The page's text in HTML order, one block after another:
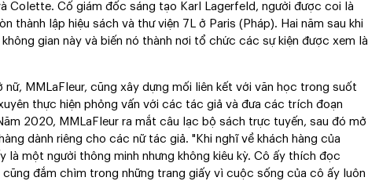
Colette. Cố giám đốc sáng tạo Karl Lagerfeld, người được coi là
thành lập hiệu sách và thư viện 7L ở Paris (Pháp). Hai năm sau khi
gian này và biến nó thành nơi tổ chức các sự kiện được xem là
nữ, MMLaFleur, cũng xây dựng mối liên kết với văn học trong suốt
thực hiện phỏng vấn với các tác giả và đưa các trích đoạn
2020, MMLaFleur ra mắt câu lạc bộ sách trực tuyến, sau đó mở
dành riêng cho các nữ tác giả. "Khi nghĩ về khách hàng của
là một người thông minh nhưng không kiêu kỳ. Cô ấy thích đọc
cũng đắm chìm trong những trang giấy vì cuộc sống của cô ấy luôn